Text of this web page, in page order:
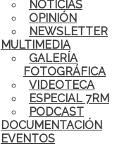
NOTICIAS
OPINIÓN
NEWSLETTER
MULTIMEDIA
GALERÍA
FOTOGRÁFICA
VIDEOTECA
ESPECIAL 7RM
PODCAST
DOCUMENTACIÓN
EVENTOS